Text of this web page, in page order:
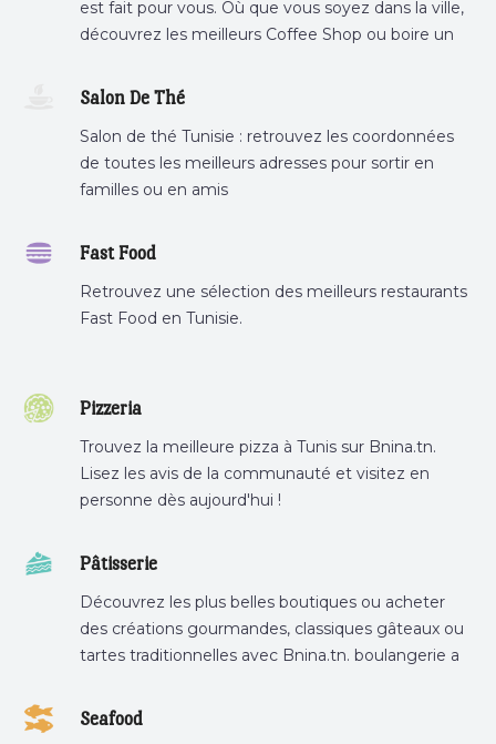
est fait pour vous. Où que vous soyez dans la ville,
découvrez les meilleurs Coffee Shop ou boire un
Salon De Thé
Salon de thé Tunisie : retrouvez les coordonnées
de toutes les meilleurs adresses pour sortir en
familles ou en amis
Fast Food
Retrouvez une sélection des meilleurs restaurants
Fast Food en Tunisie.
Pizzeria
Trouvez la meilleure pizza à Tunis sur Bnina.tn.
Lisez les avis de la communauté et visitez en
personne dès aujourd'hui !
Pâtisserie
Découvrez les plus belles boutiques ou acheter
des créations gourmandes, classiques gâteaux ou
tartes traditionnelles avec Bnina.tn. boulangerie a
tunis, pâtisserie sousse .
Seafood